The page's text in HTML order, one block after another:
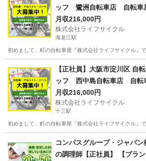
ッフ 鷺洲自転車店 自転車
経験不問！経験者は月収25
月収216,000円
株式会社ライフサイクル
海老江駅
初めまして、町の自転車屋『株式会社ライフサイクル』
海老江駅 その他
【正社員】大阪市淀川区 自
ッフ 西中島自転車店 自転
識経験不問！経験者は月収
月収216,000円
株式会社ライフサイクル
十三駅
初めまして、町の自転車屋『株式会社ライフサイクル』
十三駅 その他 未経験
コンパスグループ・ジャパ
の調理師【正社員】 【ブラン